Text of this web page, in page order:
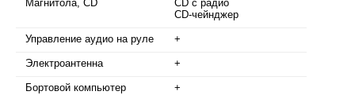
Магнитола, CD
CD с радио
CD-чейнджер
Управление аудио на руле +
Электроантенна +
Бортовой компьютер +